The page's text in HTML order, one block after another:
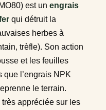
est un engrais
qui détruit la
herbes à
trèfle). Son action
et les feuilles
que l’engrais NPK
le terrain.
très appréciée sur les